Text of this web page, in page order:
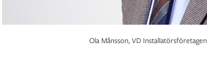
Ola Månsson, VD